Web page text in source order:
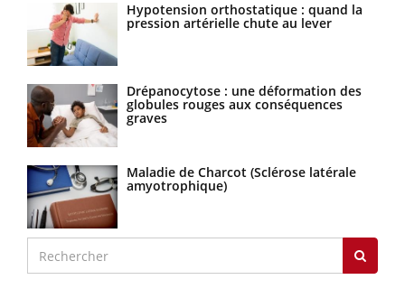
Hypotension orthostatique : quand la
pression artérielle chute au lever
Drépanocytose : une déformation des
globules rouges aux conséquences
graves
Maladie de Charcot (Sclérose latérale
amyotrophique)